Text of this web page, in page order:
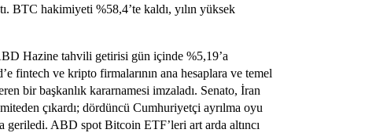
BTC hakimiyeti %58,4’te kaldı, yılın yüksek
Hazine tahvili getirisi gün içinde %5,19’a
fintech ve kripto firmalarının ana hesaplara ve temel
bir başkanlık kararnamesi imzaladı. Senato, İran
çıkardı; dördüncü Cumhuriyetçi ayrılma oyu
geriledi. ABD spot Bitcoin ETF’leri art arda altıncı